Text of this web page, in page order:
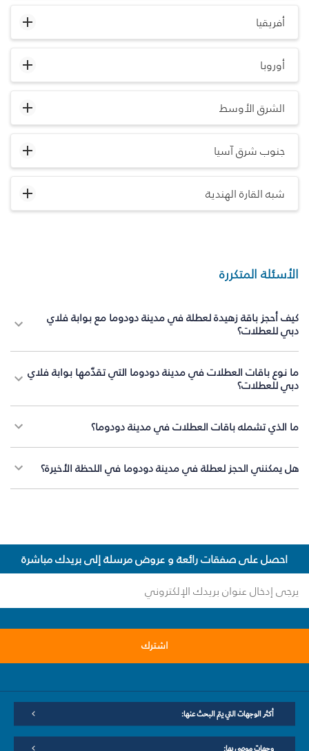
أفريقيا
أوروبا
الشرق الأوسط
جنوب شرق آسيا
شبه القارة الهندية
الأسئلة المتكررة
كيف أحجز باقة زهيدة لعطلة في مدينة دودوما مع بوابة فلاي
دبي للعطلات؟
ما نوع باقات العطلات في مدينة دودوما التي تقدّمها بوابة فلاي
دبي للعطلات؟
ما الذي تشمله باقات العطلات في مدينة دودوما؟
هل يمكنني الحجز لعطلة في مدينة دودوما في اللحظة الأخيرة؟
احصل على صفقات رائعة و عروض مرسلة إلى بريدك مباشرة
اشترك
أكثر الوجهات التي يتم البحث عنها:
وجهات موصى بها: